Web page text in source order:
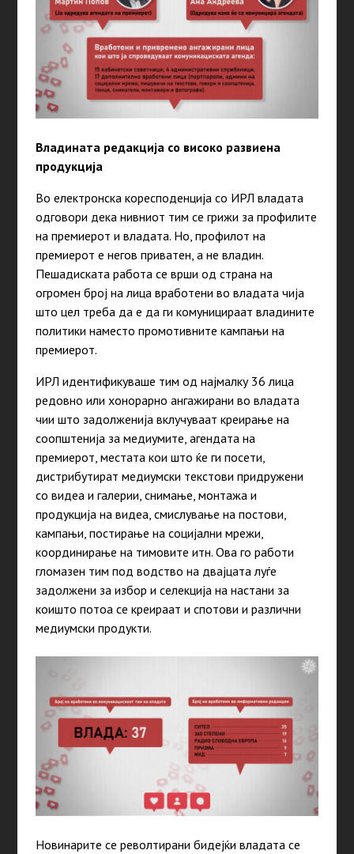
Владината редакција со високо развиена
продукција
Во електронска коресподенција со ИРЛ владата
одговори дека нивниот тим се грижи за профилите
на премиерот и владата. Но, профилот на
премиерот е негов приватен, а не владин.
Пешадиската работа се врши од страна на
огромен број на лица вработени во владата чија
што цел треба да е да ги комуницираат владините
политики наместо промотивните кампањи на
премиерот.
ИРЛ идентификуваше тим од најмалку 36 лица
редовно или хонорарно ангажирани во владата
чии што задолженија вклучуваат креирање на
соопштенија за медиумите, агендата на
премиерот, местата кои што ќе ги посети,
дистрибутират медиумски текстови придружени
со видеа и галерии, снимање, монтажа и
продукција на видеа, смислување на постови,
кампањи, постирање на социјални мрежи,
координирање на тимовите итн. Ова го работи
гломазен тим под водство на двајцата луѓе
задолжени за избор и селекција на настани за
коишто потоа се креираат и спотови и различни
медиумски продукти.
Новинарите се револтирани бидејќи владата се